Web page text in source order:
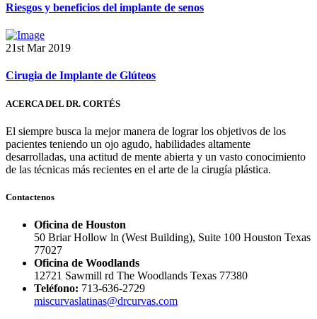
Riesgos y beneficios del implante de senos
21st Mar 2019
Cirugia de Implante de Glúteos
ACERCA DEL DR. CORTÉS
El siempre busca la mejor manera de lograr los objetivos de los
pacientes teniendo un ojo agudo, habilidades altamente
desarrolladas, una actitud de mente abierta y un vasto conocimiento
de las técnicas más recientes en el arte de la cirugía plástica.
Contactenos
Oficina de Houston
50 Briar Hollow ln (West Building), Suite 100 Houston Texas
77027
Oficina de Woodlands
12721 Sawmill rd The Woodlands Texas 77380
Teléfono: 713-636-2729
miscurvaslatinas@drcurvas.com